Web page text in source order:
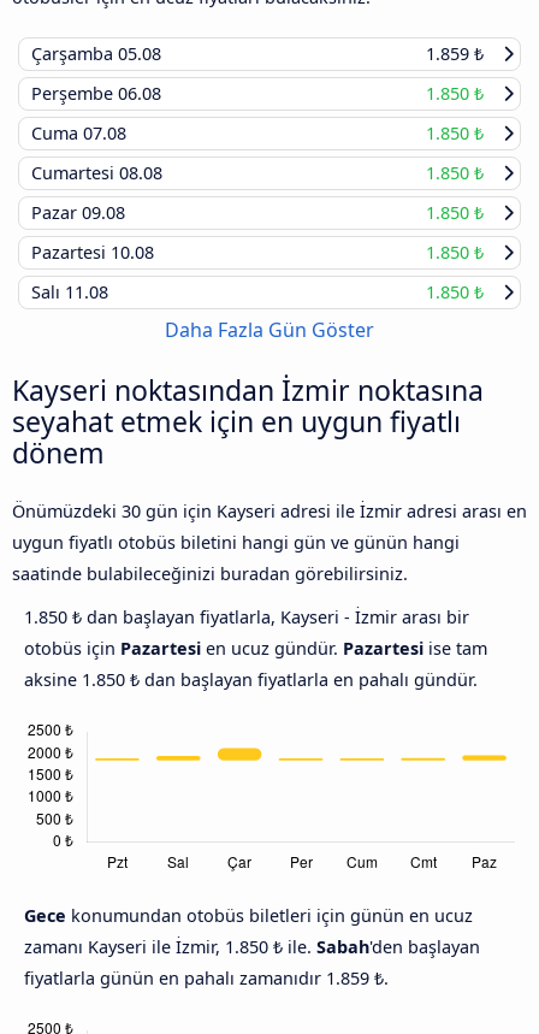
Çarşamba 05.08
1.859 ₺
Perşembe 06.08
1.850 ₺
Cuma 07.08
1.850 ₺
Cumartesi 08.08
1.850 ₺
Pazar 09.08
1.850 ₺
Pazartesi 10.08
1.850 ₺
Salı 11.08 1.850 ₺
Daha Fazla Gün Göster
Kayseri noktasından İzmir noktasına
seyahat etmek için en uygun fiyatlı
dönem
Önümüzdeki 30 gün için Kayseri adresi ile İzmir adresi arası en
uygun fiyatlı otobüs biletini hangi gün ve günün hangi
saatinde bulabileceğinizi buradan görebilirsiniz.
1.850 ₺ dan başlayan fiyatlarla, Kayseri - İzmir arası bir
otobüs için Pazartesi en ucuz gündür. Pazartesi ise tam
aksine 1.850 ₺ dan başlayan fiyatlarla en pahalı gündür.
Gece konumundan otobüs biletleri için günün en ucuz
zamanı Kayseri ile İzmir, 1.850 ₺ ile. Sabah'den başlayan
fiyatlarla günün en pahalı zamanıdır 1.859 ₺.